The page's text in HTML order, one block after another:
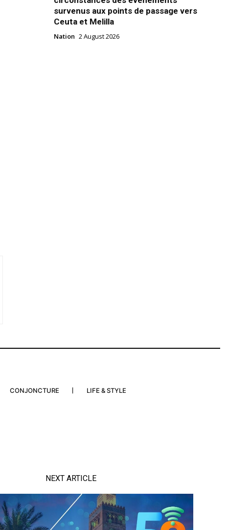
survenus aux points de passage vers
Ceuta et Melilla
Nation 2 August 2026
CONJONCTURE LIFE & STYLE
NEXT ARTICLE